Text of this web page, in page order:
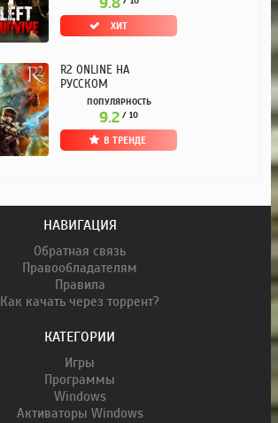
ХИТ
R2 ONLINE НА
РУССКОМ
ПОПУЛЯРНОСТЬ
9.2 / 10
В ТРЕНДЕ
НАВИГАЦИЯ
Обратная связь
Правообладателям
Правила
Как качать через торрент?
КАТЕГОРИИ
Игры
Программы
Windows
Активаторы Windows